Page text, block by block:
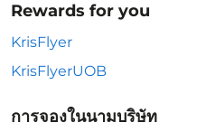
Rewards for you
KrisFlyer
KrisFlyerUOB
การจองในนามบริษัท